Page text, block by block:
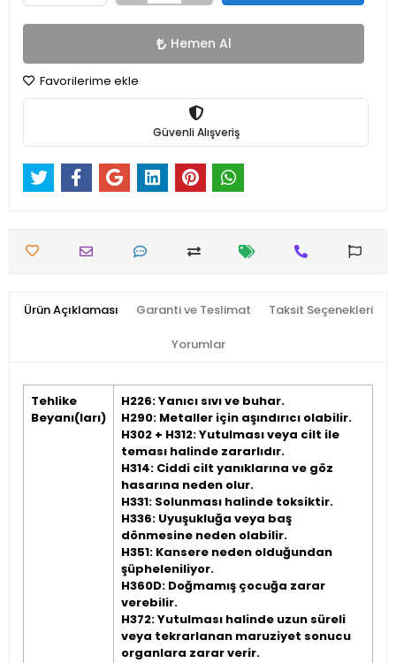
Hemen Al
Favorilerime ekle
Güvenli Alışveriş
Ürün Açıklaması Garanti ve Teslimat Taksit Seçenekleri
Yorumlar
Tehlike
Beyanı(ları)
H226: Yanıcı sıvı ve buhar.
H290: Metaller için aşındırıcı olabilir.
H302 + H312: Yutulması veya cilt ile
teması halinde zararlıdır.
H314: Ciddi cilt yanıklarına ve göz
hasarına neden olur.
H331: Solunması halinde toksiktir.
H336: Uyuşukluğa veya baş
dönmesine neden olabilir.
H351: Kansere neden olduğundan
şüpheleniliyor.
H360D: Doğmamış çocuğa zarar
verebilir.
H372: Yutulması halinde uzun süreli
veya tekrarlanan maruziyet sonucu
organlara zarar verir.